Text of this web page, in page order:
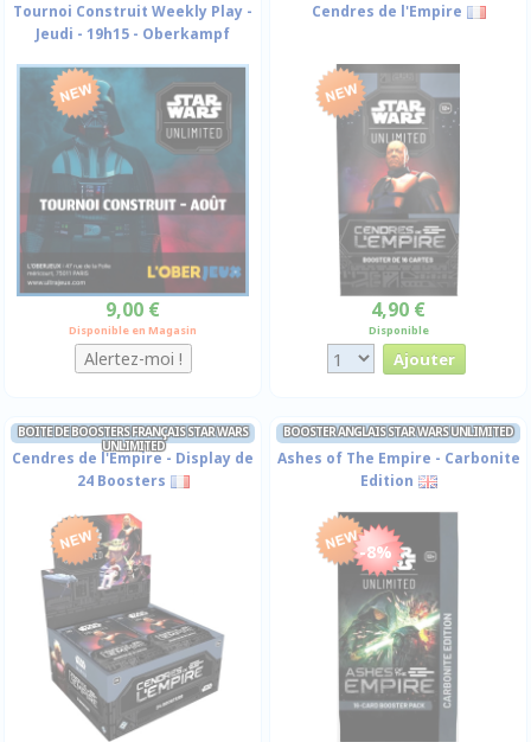
Tournoi Construit Weekly Play -
Jeudi - 19h15 - Oberkampf
9,00 €
Disponible en Magasin
Cendres de l'Empire
4,90 €
Disponible
BOITE DE BOOSTERS FRANÇAIS STAR WARS
UNLIMITED
Cendres de l'Empire - Display de
24 Boosters
BOOSTER ANGLAIS STAR WARS UNLIMITED
Ashes of The Empire - Carbonite
Edition
-8%